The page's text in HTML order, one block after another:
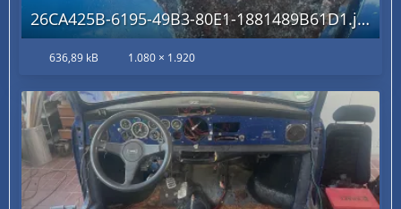
26CA425B-6195-49B3-80E1-1881489B61D1.jpg
636,89 kB 1.080 × 1.920